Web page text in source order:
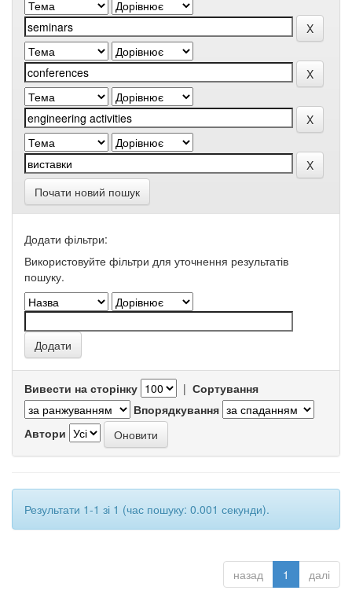
Почати новий пошук
Додати фільтри:
Використовуйте фільтри для уточнення результатів
пошуку.
Вивести на сторінку | Сортування
Впорядкування
Автори
Результати 1-1 зі 1 (час пошуку: 0.001 секунди).
назад 1 далі